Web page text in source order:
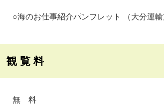
○海のお仕事紹介パンフレット （大分運輸
観 覧 料
無 料